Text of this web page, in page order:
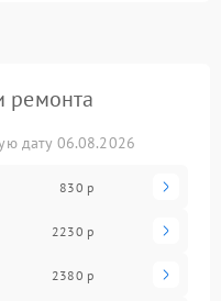
ремонта
дату 06.08.2026
830 р
2230 р
2380 р